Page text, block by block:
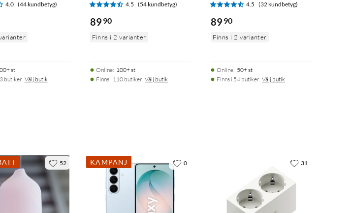
4.0 (44 kundbetyg)
st
butiker. Välj butik
4.5 (54 kundbetyg)
89 90
Finns i 2 varianter
Online: 100+ st
Finns i 110 butiker. Välj butik
4.5 (32 kundbetyg)
89 90
Finns i 2 varianter
Online: 50+ st
Finns i 54 butiker. Välj butik
52 KAMPANJ 0 31